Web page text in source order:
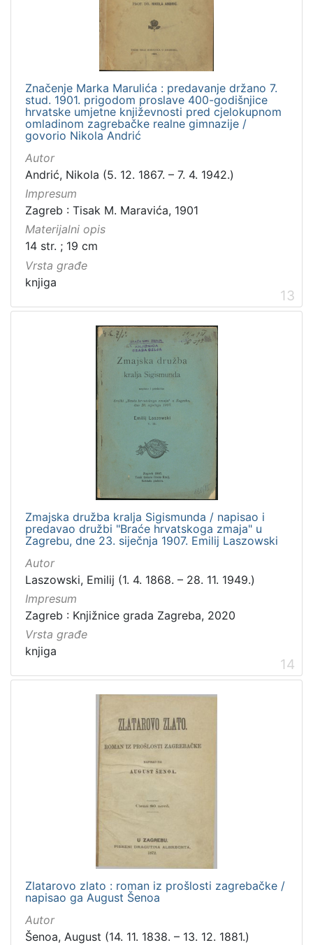
Značenje Marka Marulića : predavanje držano 7.
stud. 1901. prigodom proslave 400-godišnjice
hrvatske umjetne književnosti pred cjelokupnom
omladinom zagrebačke realne gimnazije /
govorio Nikola Andrić
Autor
Andrić, Nikola (5. 12. 1867. – 7. 4. 1942.)
Impresum
Zagreb : Tisak M. Maravića, 1901
Materijalni opis
14 str. ; 19 cm
Vrsta građe
knjiga
13
Zmajska družba kralja Sigismunda / napisao i
predavao družbi "Braće hrvatskoga zmaja" u
Zagrebu, dne 23. siječnja 1907. Emilij Laszowski
Autor
Laszowski, Emilij (1. 4. 1868. – 28. 11. 1949.)
Impresum
Zagreb : Knjižnice grada Zagreba, 2020
Vrsta građe
knjiga
14
Zlatarovo zlato : roman iz prošlosti zagrebačke /
napisao ga August Šenoa
Autor
Šenoa, August (14. 11. 1838. – 13. 12. 1881.)